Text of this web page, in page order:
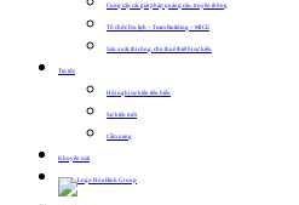
Cung cấp các giải pháp quảng cáo, truyền thông
Tổ chức Du lịch – Team Building – MICE
Sản xuất, thi công, cho thuê thiết bị sự kiện
Tin tức
Hội nghị sự kiện tiêu biểu
Sự kiện mới
Cẩm nang
Khuyến mãi